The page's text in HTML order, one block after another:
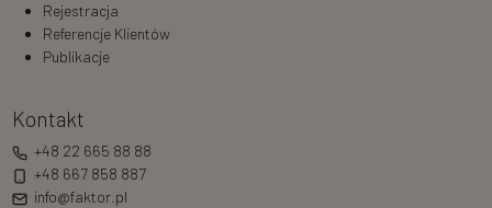
Rejestracja
Referencje Klientów
Publikacje
Kontakt
+48 22 665 88 88
+48 667 858 887
info@faktor.pl